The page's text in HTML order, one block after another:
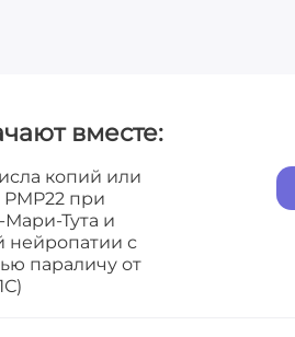
вместе:
копий или
PMP22 при
Тута и
нейропатии с
параличу от